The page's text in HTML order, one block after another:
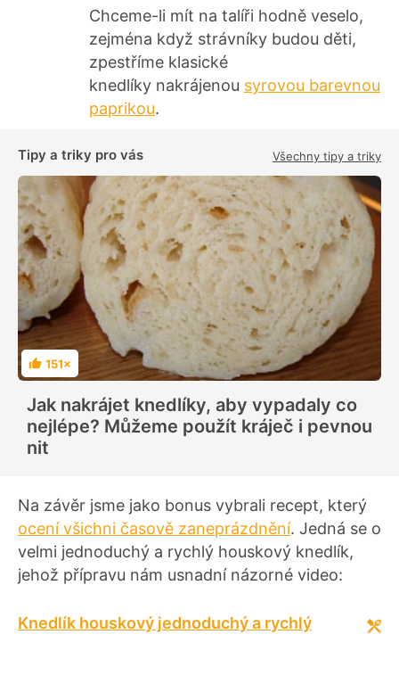
Chceme-li mít na talíři hodně veselo,
zejména když strávníky budou děti,
zpestříme klasické
knedlíky nakrájenou syrovou barevnou
paprikou.
Tipy a triky pro vás Všechny tipy a triky
H
o
n
o
c
n
151×
Jak nakrájet knedlíky, aby vypadaly co
nejlépe? Můžeme použít kráječ i pevnou
nit
Na závěr jsme jako bonus vybrali recept, který
ocení všichni časově zaneprázdnění. Jedná se o
velmi jednoduchý a rychlý houskový knedlík,
jehož přípravu nám usnadní názorné video:
Knedlík houskový jednoduchý a rychlý